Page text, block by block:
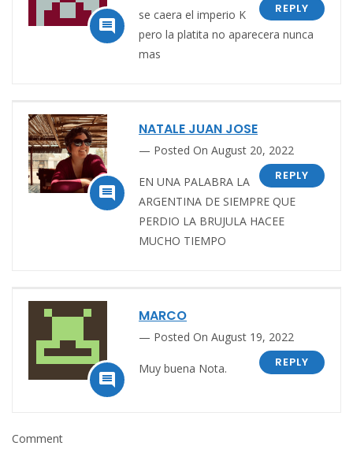

REPLY
se caera el imperio K
pero la platita no aparecera nunca
mas

NATALE JUAN JOSE
Posted On August 20, 2022
REPLY
EN UNA PALABRA LA
ARGENTINA DE SIEMPRE QUE
PERDIO LA BRUJULA HACEE
MUCHO TIEMPO

MARCO
Posted On August 19, 2022
REPLY
Muy buena Nota.
Comment